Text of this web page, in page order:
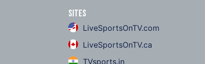
Sites
LiveSportsOnTV.com
LiveSportsOnTV.ca
TVsports.in